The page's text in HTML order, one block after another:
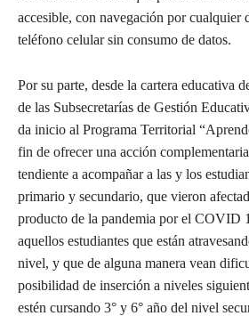
accesible, con navegación por cualquier
teléfono celular sin consumo de datos.
Por su parte, desde la cartera educativa
de las Subsecretarías de Gestión
da inicio al Programa Territorial
fin de ofrecer una acción
tendiente a acompañar a las y los
primario y secundario, que vieron
producto de la pandemia por el COVID
aquellos estudiantes que están
nivel, y que de alguna manera vean
posibilidad de inserción a niveles
estén cursando 3° y 6° año del nivel